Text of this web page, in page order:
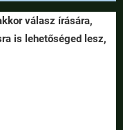
válasz írására,
is lehetőséged lesz,